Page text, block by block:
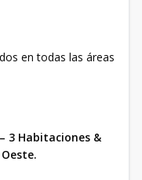
en todas las áreas
3 Habitaciones &